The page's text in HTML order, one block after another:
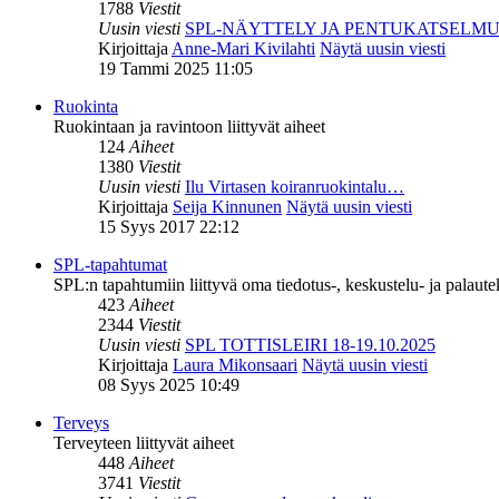
1788 Viestit
Uusin viesti SPL-NÄYTTELY JA
Kirjoittaja Anne-Mari Kivilahti Näytä uusin viesti
19 Tammi 2025 11:05
Ruokinta
Ruokintaan ja ravintoon liittyvät aiheet
124 Aiheet
1380 Viestit
Uusin viesti Ilu Virtasen koiranruokintalu…
Kirjoittaja Seija Kinnunen Näytä uusin viesti
15 Syys 2017 22:12
SPL-tapahtumat
SPL:n tapahtumiin liittyvä oma tiedotus-, keskustelu- ja
423 Aiheet
2344 Viestit
Uusin viesti SPL TOTTISLEIRI 18-19.10.2025
Kirjoittaja Laura Mikonsaari Näytä uusin viesti
08 Syys 2025 10:49
Terveys
Terveyteen liittyvät aiheet
448 Aiheet
3741 Viestit